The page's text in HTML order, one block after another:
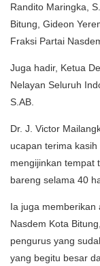
Randito Maringka,
Bitung, Gideon
Fraksi Partai
Juga hadir, Ketua
Nelayan Seluruh
S.AB.
Dr. J. Victor
ucapan terima
mengijinkan tempat
bareng selama 40
Ia juga memberikan
Nasdem Kota
pengurus yang
yang begitu besar